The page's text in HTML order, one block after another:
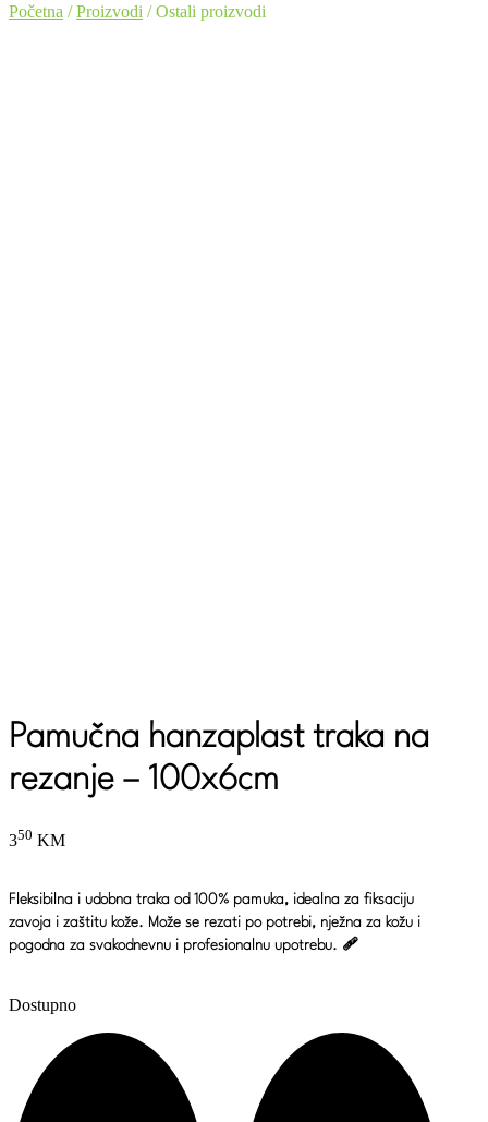
Početna /Proizvodi / Ostali proizvodi
Pamučna hanzaplast traka na
rezanje – 100x6cm
350 KM
Fleksibilna i udobna traka od 100% pamuka, idealna za fiksaciju
zavoja i zaštitu kože. Može se rezati po potrebi, nježna za kožu i
pogodna za svakodnevnu i profesionalnu upotrebu. 🩹
Dostupno